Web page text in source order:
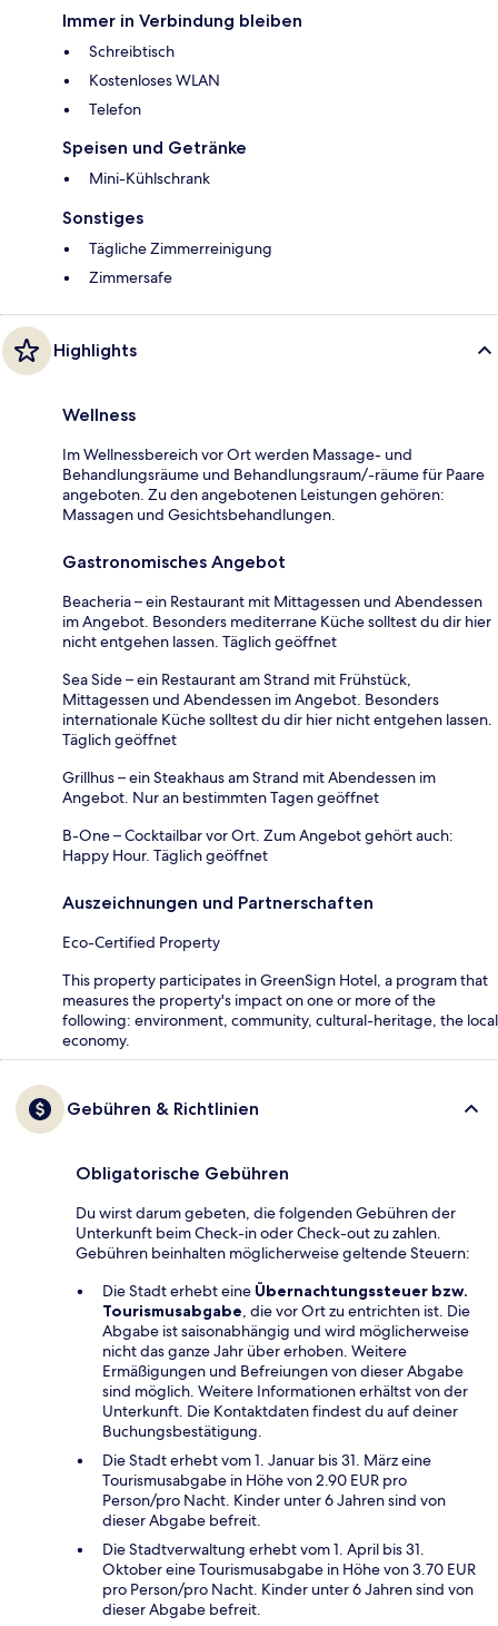
Immer in Verbindung bleiben
Schreibtisch
Kostenloses WLAN
Telefon
Speisen und Getränke
Mini-Kühlschrank
Sonstiges
Tägliche Zimmerreinigung
Zimmersafe
Highlights
Wellness
Im Wellnessbereich vor Ort werden Massage- und
Behandlungsräume und Behandlungsraum/-räume für Paare
angeboten. Zu den angebotenen Leistungen gehören:
Massagen und Gesichtsbehandlungen.
Gastronomisches Angebot
Beacheria – ein Restaurant mit Mittagessen und Abendessen
im Angebot. Besonders mediterrane Küche solltest du dir hier
nicht entgehen lassen. Täglich geöffnet
Sea Side – ein Restaurant am Strand mit Frühstück,
Mittagessen und Abendessen im Angebot. Besonders
internationale Küche solltest du dir hier nicht entgehen lassen.
Täglich geöffnet
Grillhus – ein Steakhaus am Strand mit Abendessen im
Angebot. Nur an bestimmten Tagen geöffnet
B-One – Cocktailbar vor Ort. Zum Angebot gehört auch:
Happy Hour. Täglich geöffnet
Auszeichnungen und Partnerschaften
Eco-Certified Property
This property participates in GreenSign Hotel, a program that
measures the property's impact on one or more of the
following: environment, community, cultural-heritage, the local
economy.
Gebühren & Richtlinien
Obligatorische Gebühren
Du wirst darum gebeten, die folgenden Gebühren der
Unterkunft beim Check-in oder Check-out zu zahlen.
Gebühren beinhalten möglicherweise geltende Steuern:
Die Stadt erhebt eine Übernachtungssteuer bzw.
Tourismusabgabe, die vor Ort zu entrichten ist. Die
Abgabe ist saisonabhängig und wird möglicherweise
nicht das ganze Jahr über erhoben. Weitere
Ermäßigungen und Befreiungen von dieser Abgabe
sind möglich. Weitere Informationen erhältst von der
Unterkunft. Die Kontaktdaten findest du auf deiner
Buchungsbestätigung.
Die Stadt erhebt vom 1. Januar bis 31. März eine
Tourismusabgabe in Höhe von 2.90 EUR pro
Person/pro Nacht. Kinder unter 6 Jahren sind von
dieser Abgabe befreit.
Die Stadtverwaltung erhebt vom 1. April bis 31.
Oktober eine Tourismusabgabe in Höhe von 3.70 EUR
pro Person/pro Nacht. Kinder unter 6 Jahren sind von
dieser Abgabe befreit.